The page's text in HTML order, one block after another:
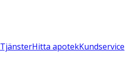
TjänsterHitta apotekKundservice